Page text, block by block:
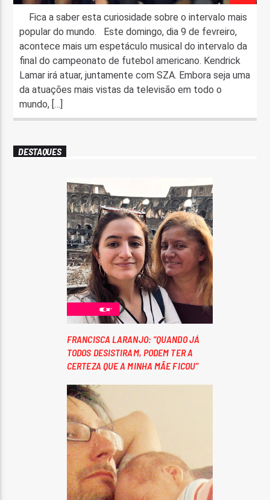
Fica a saber esta curiosidade sobre o intervalo mais
popular do mundo. Este domingo, dia 9 de fevreiro,
acontece mais um espetáculo musical do intervalo da
final do campeonato de futebol americano. Kendrick
Lamar irá atuar, juntamente com SZA. Embora seja uma
da atuações mais vistas da televisão em todo o
mundo, […]
DESTAQUES
FRANCISCA LARANJO: “QUANDO JÁ
TODOS DESISTIRAM, PODEM TER A
CERTEZA QUE A MINHA MÃE FICOU”